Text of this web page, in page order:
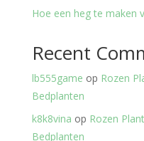
Hoe een heg te maken
Recent
lb555game op Rozen
Bedplanten
k8k8vina op Rozen
Bedplanten